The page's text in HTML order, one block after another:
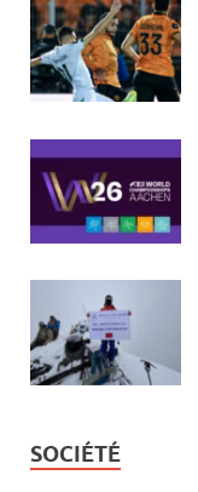
SOCIÉTÉ